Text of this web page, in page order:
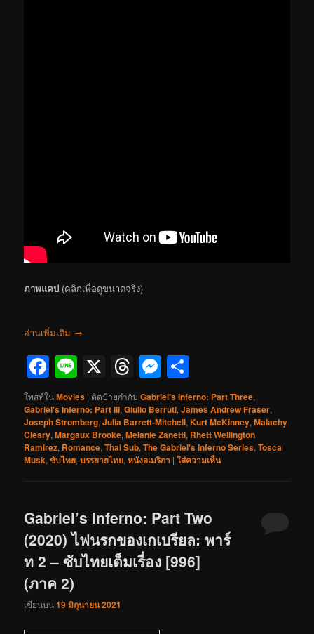
ภาพแคป (คลิกเพื่อดูขนาดจริง)
อ่านเพิ่มเติม →
Facebook
Line
X Threads
Messenger
โพสท์ในMovies | ติดป้ายกำกับ Gabriel’s Inferno: Part Three,
Gabriel's Inferno: Part III,Giulio Berruti,James Andrew Fraser,
Joseph Stromberg,Julia Barrett-Mitchell,Kurt McKinney,Malachy
Cleary,Margaux Brooke,Melanie Zanetti, Rhett Wellington
Ramirez, Romance,Thai Sub,The Gabriel's Inferno Series,Tosca
Musk,ซับไทย,บรรยายไทย,หนังอเมริกา |ใส่ความเห็น
Gabriel’s Inferno: Part Two
(2020) ไฟนรกของเกเบรียล: พาร์
ท 2 – ซับไทยเต็มเรื่อง [996]
(ภาค 2)
เขียนบน19 มิถุนายน 2021